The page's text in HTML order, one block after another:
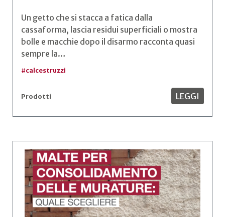
Un getto che si stacca a fatica dalla
cassaforma, lascia residui superficiali o mostra
bolle e macchie dopo il disarmo racconta quasi
sempre la…
#calcestruzzi
Prodotti LEGGI